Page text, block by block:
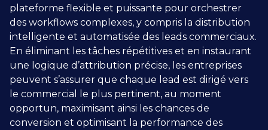
plateforme flexible et puissante pour orchestrer
des workflows complexes, y compris la distribution
intelligente et automatisée des leads commerciaux.
En éliminant les tâches répétitives et en instaurant
une logique d’attribution précise, les entreprises
peuvent s’assurer que chaque lead est dirigé vers
le commercial le plus pertinent, au moment
opportun, maximisant ainsi les chances de
conversion et optimisant la performance des